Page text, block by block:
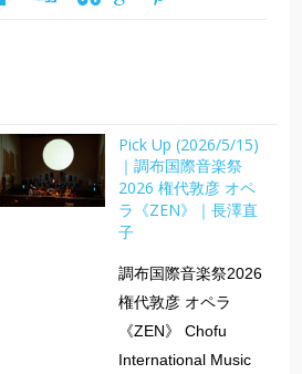
Pick Up (2026/5/15)
｜調布国際音楽祭
2026 権代敦彦 オペ
ラ《ZEN》｜長澤直
子
調布国際音楽祭2026
権代敦彦 オペラ
《ZEN》 Chofu
International Music